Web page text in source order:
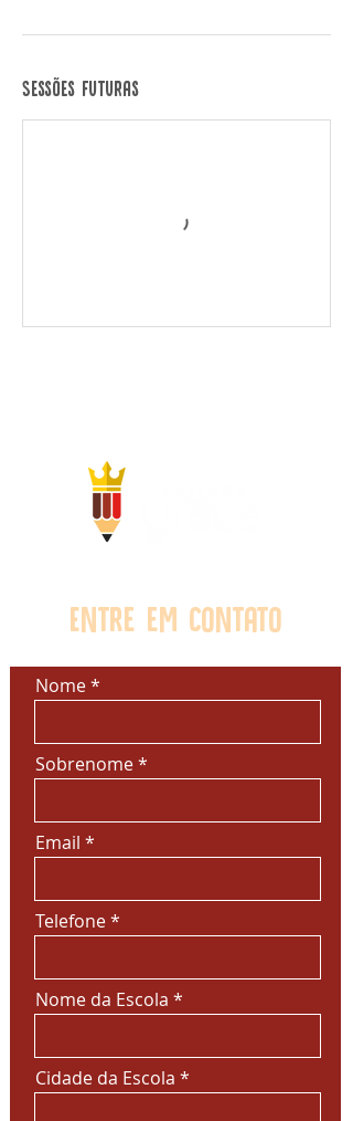
Sessões futuras
Entre em contato
Nome
Sobrenome
Email
Telefone
Nome da Escola
Cidade da Escola